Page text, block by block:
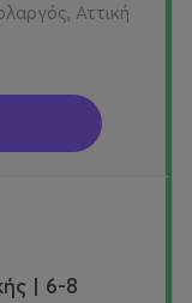
Αττική
| 6-8